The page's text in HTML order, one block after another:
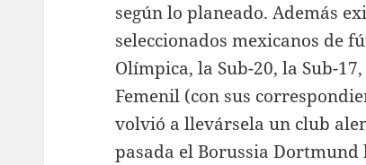
según lo planeado. Además
seleccionados mexicanos de
Olímpica, la Sub-20, la Sub-17,
Femenil (con sus
volvió a llevársela un club
pasada el Borussia Dortmund